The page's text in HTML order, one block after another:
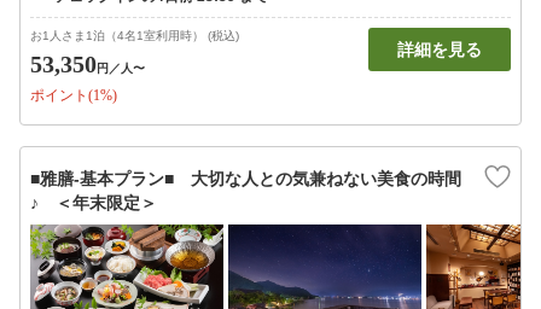
お1人さま1泊（4名1室利用時） (税込)
53,350円 ／人〜
ポイント(1%)
詳細を見る
■雅膳‐基本プラン■ 大切な人との気兼ねない美食の時間
♪ ＜年末限定＞